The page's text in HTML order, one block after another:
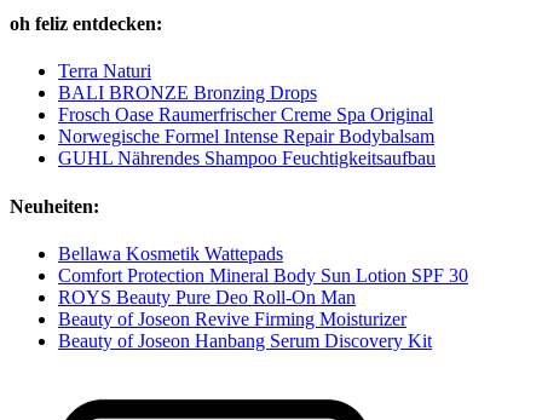
oh feliz entdecken:
Terra Naturi
BALI BRONZE Bronzing Drops
Frosch Oase Raumerfrischer Creme Spa Original
Norwegische Formel Intense Repair Bodybalsam
GUHL Nährendes Shampoo Feuchtigkeitsaufbau
Neuheiten:
Bellawa Kosmetik Wattepads
Comfort Protection Mineral Body Sun Lotion SPF 30
ROYS Beauty Pure Deo Roll-On Man
Beauty of Joseon Revive Firming Moisturizer
Beauty of Joseon Hanbang Serum Discovery Kit